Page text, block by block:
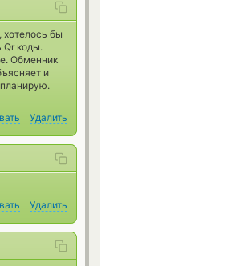
бы
Qr коды.
Обменник
и
Удалить
Удалить